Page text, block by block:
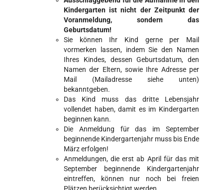
Kindergarten ist nicht der Zeitpunkt der
Voranmeldung, sondern das
Geburtsdatum!
Sie können Ihr Kind gerne per Mail
vormerken lassen, indem Sie den Namen
Ihres Kindes, dessen Geburtsdatum, den
Namen der Eltern, sowie Ihre Adresse per
Mail (Mailadresse siehe unten)
bekanntgeben.
Das Kind muss das dritte Lebensjahr
vollendet haben, damit es im Kindergarten
beginnen kann.
Die Anmeldung für das im September
beginnende Kindergartenjahr muss bis Ende
März erfolgen!
Anmeldungen, die erst ab April für das mit
September beginnende Kindergartenjahr
eintreffen, können nur noch bei freien